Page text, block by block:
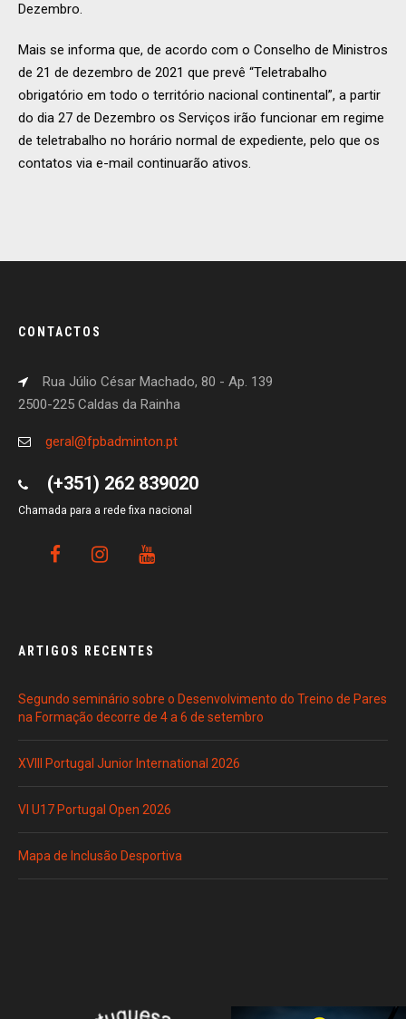
Dezembro.
Mais se informa que, de acordo com o Conselho de Ministros
de 21 de dezembro de 2021 que prevê “Teletrabalho
obrigatório em todo o território nacional continental”, a partir
do dia 27 de Dezembro os Serviços irão funcionar em regime
de teletrabalho no horário normal de expediente, pelo que os
contatos via e-mail continuarão ativos.
CONTACTOS
Rua Júlio César Machado, 80 - Ap. 139
2500-225 Caldas da Rainha
geral@fpbadminton.pt
(+351) 262 839020
Chamada para a rede fixa nacional
ARTIGOS RECENTES
Segundo seminário sobre o Desenvolvimento do Treino de Pares
na Formação decorre de 4 a 6 de setembro
XVIII Portugal Junior International 2026
VI U17 Portugal Open 2026
Mapa de Inclusão Desportiva